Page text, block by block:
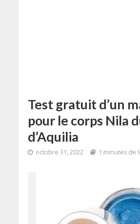
Test gratuit d’un
pour le corps Nila
d’Aquilia
octobre 31, 2022 1 minutes de